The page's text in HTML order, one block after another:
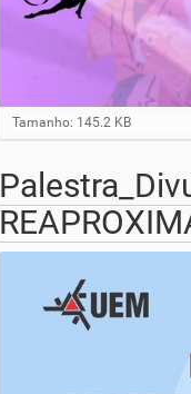
Clique para ver a imagem no
Tamanho: 145.2 KB